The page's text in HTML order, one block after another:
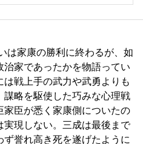
は家康の勝利に終わるが、如
治家であったかを物語ってい
は戦上手の武力や武勇よりも
謀略を駆使した巧みな心理戦
家臣が悉く家康側についたの
実現しない。三成は最後まで
ず誉れ高き死を遂げたように